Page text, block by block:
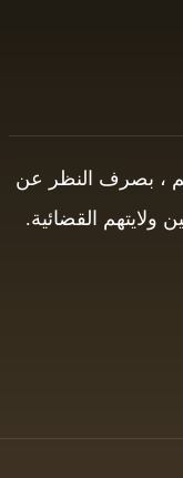
، بصرف النظر عن
القضائية.